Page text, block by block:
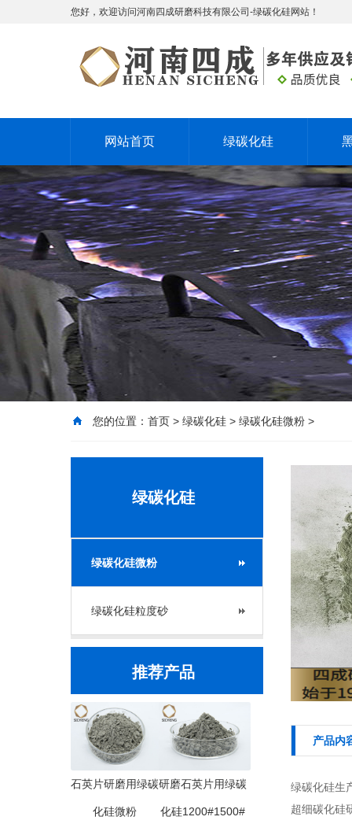
您好，欢迎访问河南四成研磨科技有限公司-绿碳化硅网站！
网站首页 绿碳化硅
您的位置： 首页 > 绿碳化硅 > 绿碳化硅微粉 >
绿碳化硅
绿碳化硅微粉
绿碳化硅粒度砂
推荐产品
石英片研磨用绿碳
化硅微粉
研磨石英片用绿碳
化硅1200#1500#
产品内
绿碳化硅生
超细碳化硅